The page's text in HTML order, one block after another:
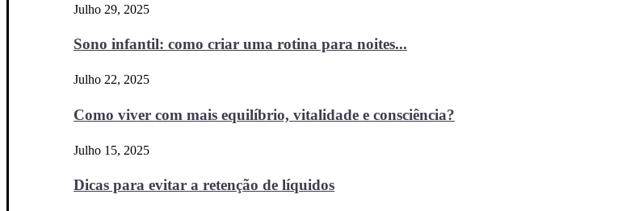
Julho 29, 2025
Sono infantil: como criar uma rotina para noites...
Julho 22, 2025
Como viver com mais equilíbrio, vitalidade e consciência?
Julho 15, 2025
Dicas para evitar a retenção de líquidos